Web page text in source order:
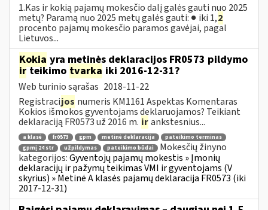
1.Kas ir kokią pajamų mokesčio dalį galės gauti nuo 2025
metų? Paramą nuo 2025 metų galės gauti: ● iki 1,2
procento pajamų mokesčio paramos gavėjai, pagal
Lietuvos...
Kokia yra metinės deklaracijos FR0573 pildymo
irteikimo tvarka iki 2016-12-31?
Web turinio sąrašas 2018-11-22
Registracijos numeris KM1161 Aspektas Komentaras
Kokios išmokos gyventojams deklaruojamos? Teikiant
deklaraciją FR0573 už 2016 m. irankstesnius...
a klasė fr0573 gpm metinė deklaracija
pateikimo terminas
gpmį 24 str
užpildymas pateikimo būdai
Mokesčių žinyno
kategorijos:Gyventojų pajamų mokestis » Įmonių
deklaracijų ir pažymų teikimas VMI ir gyventojams (V
skyrius) » Metinė A klasės pajamų deklaracija FR0573 (iki
2017-12-31)